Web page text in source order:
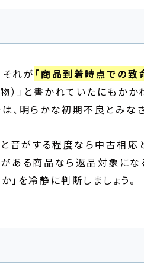
れが 「商品到着時点での致
）」と書かれていたにもか
、明らかな初期不良とみなさ
音がする程度なら中古相応
ある商品なら返品対象にな
を冷静に判断しましょう。